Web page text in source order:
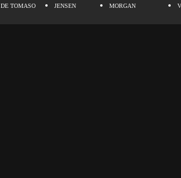
DE TOMASO
JENSEN
MORGAN